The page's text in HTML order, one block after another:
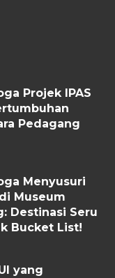
Projek IPAS
Pedagang
Menyusuri
Museum
Destinasi Seru
Bucket List!
yang